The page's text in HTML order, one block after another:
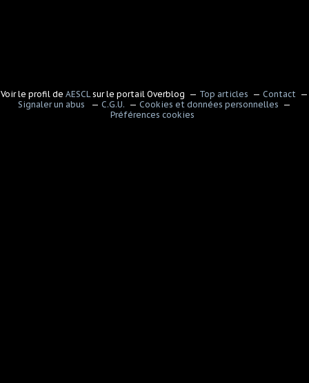
Voir le profil deAESCL sur le portail Overblog Top articles
Contact
Signaler un abus
C.G.U.
Cookies et données personnelles
Préférences cookies